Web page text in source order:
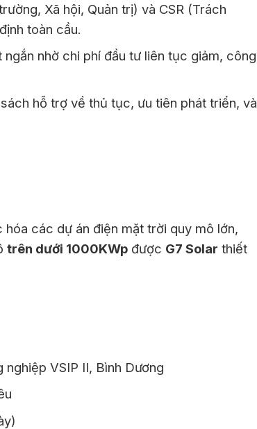
Xã hội, Quản trị) và CSR (Trách
toàn cầu.
nhờ chi phí đầu tư liên tục giảm, công
hỗ trợ về thủ tục, ưu tiên phát triển, và
các dự án điện mặt trời quy mô lớn,
trên dưới 1000KWpđược G7 Solar thiết
VSIP II, Bình Dương